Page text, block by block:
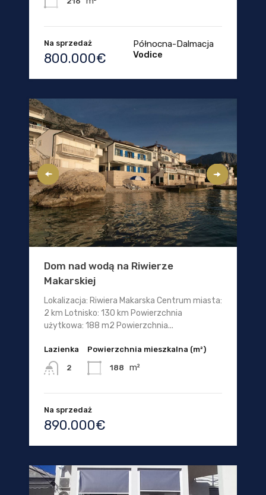
Na sprzedaż
800.000€
Północna-Dalmacja
Vodice
Dom nad wodą na Riwierze
Makarskiej
Lokalizacja: Riwiera Makarska Centrum miasta:
2 km Lotnisko: 130 km Powierzchnia
użytkowa: 188 m2 Powierzchnia...
Lazienka
2
Powierzchnia mieszkalna (m²)
188 m²
Na sprzedaż
890.000€